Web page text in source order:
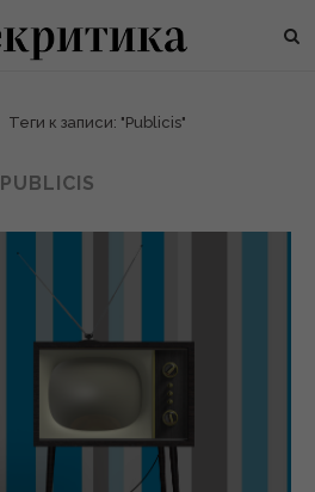
Теги к записи: "Publicis"
PUBLICIS